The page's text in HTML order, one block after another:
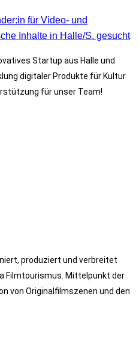
für Video- und
Inhalte in Halle/S. gesucht
Startup aus Halle und
digitaler Produkte für Kultur
für unser Team!
produziert und verbreitet
Filmtourismus. Mittelpunkt der
von Originalfilmszenen und den